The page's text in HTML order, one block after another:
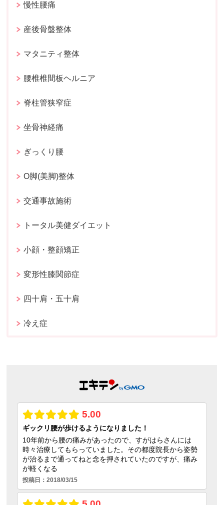
慢性腰痛
産後骨盤整体
マタニティ整体
腰椎椎間板ヘルニア
脊柱管狭窄症
坐骨神経痛
ぎっくり腰
O脚(美脚)整体
交通事故施術
トータル美健ダイエット
小顔・整顔矯正
変形性膝関節症
四十肩・五十肩
冷え症